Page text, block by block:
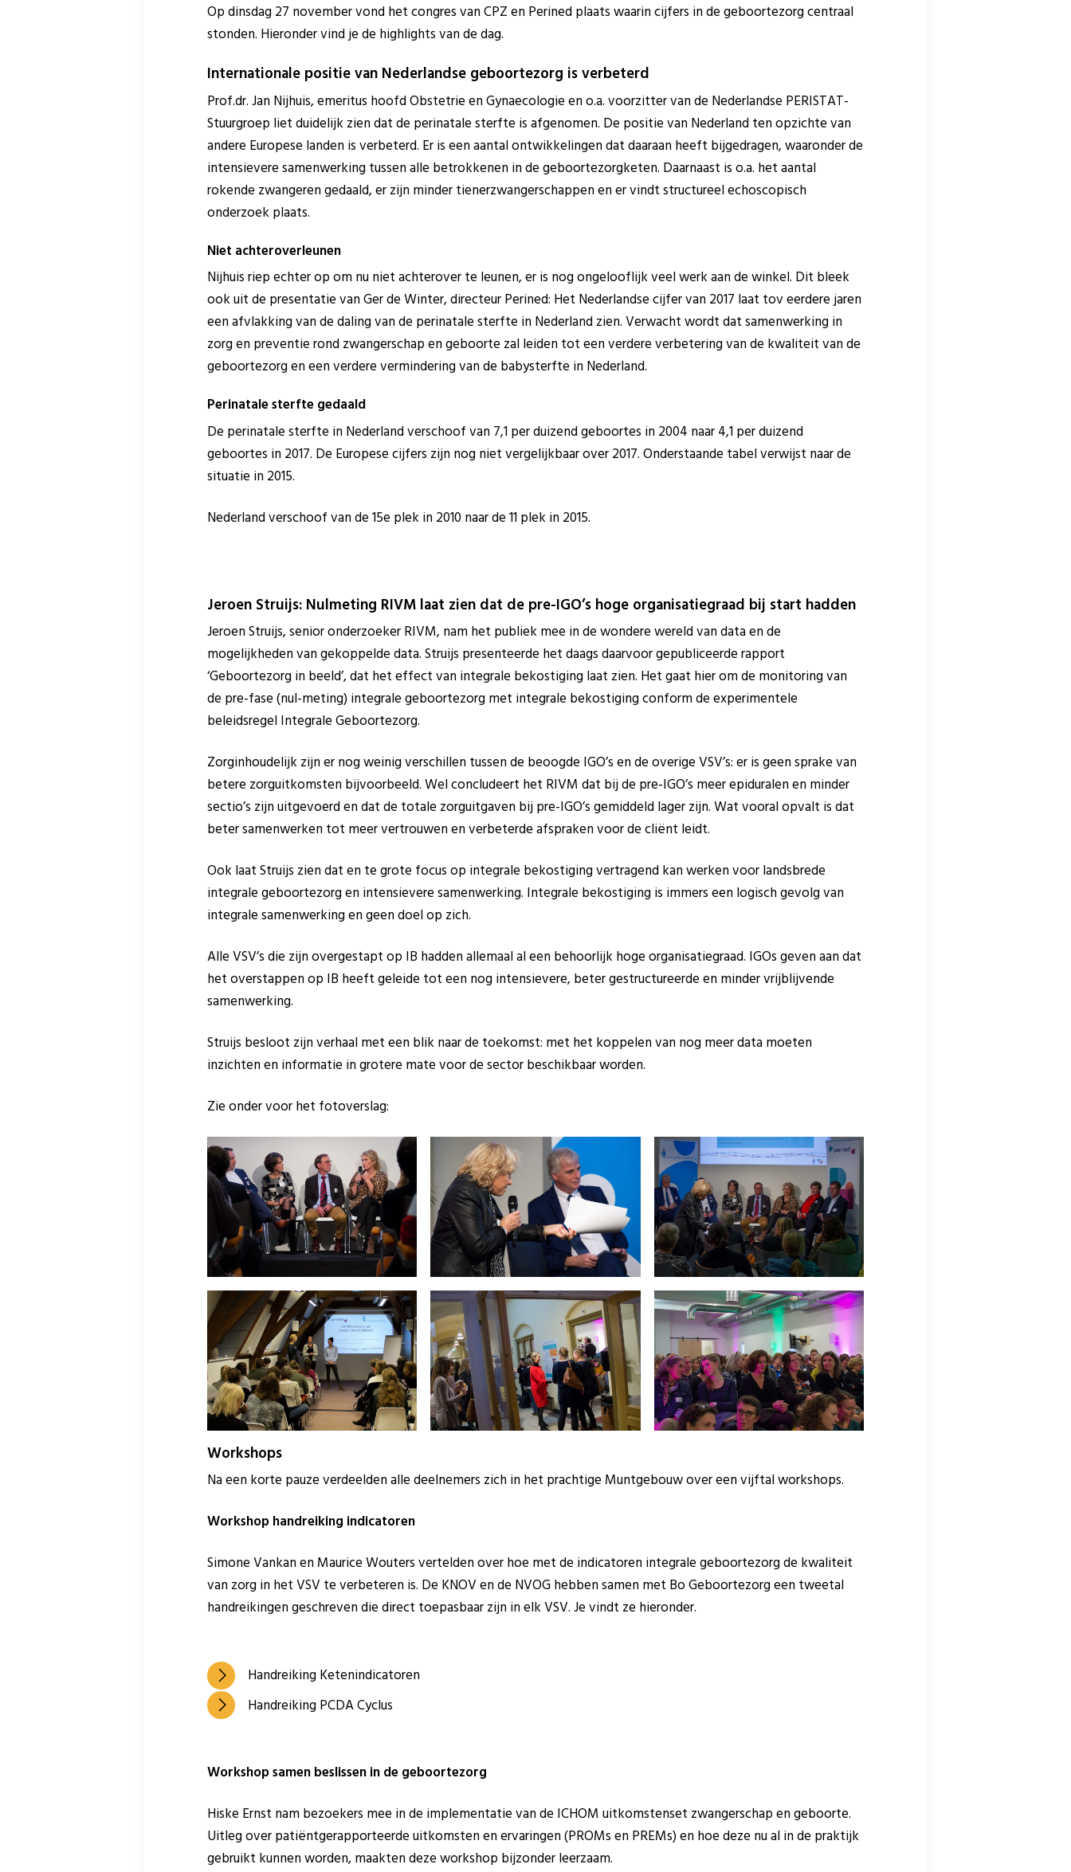
Op dinsdag 27 november vond het congres van CPZ en Perined plaats waarin cijfers in de geboortezorg centraal
stonden. Hieronder vind je de highlights van de dag.
Internationale positie van Nederlandse geboortezorg is verbeterd
Prof.dr. Jan Nijhuis, emeritus hoofd Obstetrie en Gynaecologie en o.a. voorzitter van de Nederlandse PERISTAT-
Stuurgroep liet duidelijk zien dat de perinatale sterfte is afgenomen. De positie van Nederland ten opzichte van
andere Europese landen is verbeterd. Er is een aantal ontwikkelingen dat daaraan heeft bijgedragen, waaronder de
intensievere samenwerking tussen alle betrokkenen in de geboortezorgketen. Daarnaast is o.a. het aantal
rokende zwangeren gedaald, er zijn minder tienerzwangerschappen en er vindt structureel echoscopisch
onderzoek plaats.
Niet achteroverleunen
Nijhuis riep echter op om nu niet achterover te leunen, er is nog ongelooflijk veel werk aan de winkel. Dit bleek
ook uit de presentatie van Ger de Winter, directeur Perined: Het Nederlandse cijfer van 2017 laat tov eerdere jaren
een afvlakking van de daling van de perinatale sterfte in Nederland zien. Verwacht wordt dat samenwerking in
zorg en preventie rond zwangerschap en geboorte zal leiden tot een verdere verbetering van de kwaliteit van de
geboortezorg en een verdere vermindering van de babysterfte in Nederland.
Perinatale sterfte gedaald
De perinatale sterfte in Nederland verschoof van 7,1 per duizend geboortes in 2004 naar 4,1 per duizend
geboortes in 2017. De Europese cijfers zijn nog niet vergelijkbaar over 2017. Onderstaande tabel verwijst naar de
situatie in 2015.
Nederland verschoof van de 15e plek in 2010 naar de 11 plek in 2015.
Jeroen Struijs: Nulmeting RIVM laat zien dat de pre-IGO’s hoge organisatiegraad bij start hadden
Jeroen Struijs, senior onderzoeker RIVM, nam het publiek mee in de wondere wereld van data en de
mogelijkheden van gekoppelde data. Struijs presenteerde het daags daarvoor gepubliceerde rapport
‘Geboortezorg in beeld’, dat het effect van integrale bekostiging laat zien. Het gaat hier om de monitoring van
de pre-fase (nul-meting) integrale geboortezorg met integrale bekostiging conform de experimentele
beleidsregel Integrale Geboortezorg.
Zorginhoudelijk zijn er nog weinig verschillen tussen de beoogde IGO’s en de overige VSV’s: er is geen sprake van
betere zorguitkomsten bijvoorbeeld. Wel concludeert het RIVM dat bij de pre-IGO’s meer epiduralen en minder
sectio’s zijn uitgevoerd en dat de totale zorguitgaven bij pre-IGO’s gemiddeld lager zijn. Wat vooral opvalt is dat
beter samenwerken tot meer vertrouwen en verbeterde afspraken voor de cliënt leidt.
Ook laat Struijs zien dat en te grote focus op integrale bekostiging vertragend kan werken voor landsbrede
integrale geboortezorg en intensievere samenwerking. Integrale bekostiging is immers een logisch gevolg van
integrale samenwerking en geen doel op zich.
Alle VSV’s die zijn overgestapt op IB hadden allemaal al een behoorlijk hoge organisatiegraad. IGOs geven aan dat
het overstappen op IB heeft geleide tot een nog intensievere, beter gestructureerde en minder vrijblijvende
samenwerking.
Struijs besloot zijn verhaal met een blik naar de toekomst: met het koppelen van nog meer data moeten
inzichten en informatie in grotere mate voor de sector beschikbaar worden.
Zie onder voor het fotoverslag:
Workshops
Na een korte pauze verdeelden alle deelnemers zich in het prachtige Muntgebouw over een vijftal workshops.
Workshop handreiking indicatoren
Simone Vankan en Maurice Wouters vertelden over hoe met de indicatoren integrale geboortezorg de kwaliteit
van zorg in het VSV te verbeteren is. De KNOV en de NVOG hebben samen met Bo Geboortezorg een tweetal
handreikingen geschreven die direct toepasbaar zijn in elk VSV. Je vindt ze hieronder.
Handreiking Ketenindicatoren
Handreiking PCDA Cyclus
Workshop samen beslissen in de geboortezorg
Hiske Ernst nam bezoekers mee in de implementatie van de ICHOM uitkomstenset zwangerschap en geboorte.
Uitleg over patiëntgerapporteerde uitkomsten en ervaringen (PROMs en PREMs) en hoe deze nu al in de praktijk
gebruikt kunnen worden, maakten deze workshop bijzonder leerzaam.